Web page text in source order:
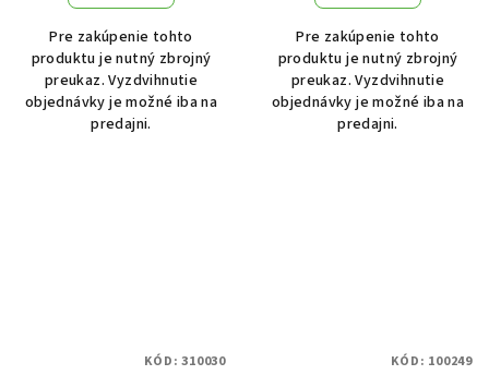
Pre zakúpenie tohto
produktu je nutný zbrojný
preukaz. Vyzdvihnutie
objednávky je možné iba na
predajni.
Pre zakúpenie tohto
produktu je nutný zbrojný
preukaz. Vyzdvihnutie
objednávky je možné iba na
predajni.
KÓD:310030 KÓD: 100249